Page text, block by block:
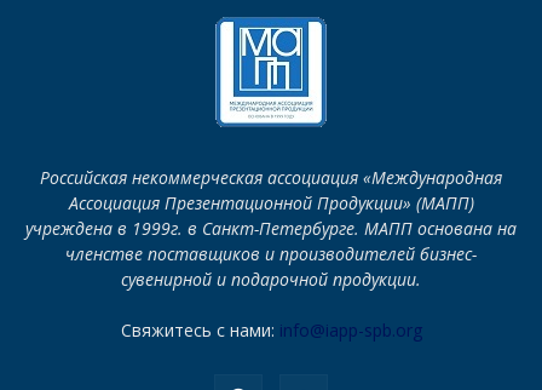
Российская некоммерческая ассоциация «Международная
Ассоциация Презентационной Продукции» (МАПП)
учреждена в 1999г. в Санкт-Петербурге. МАПП основана на
членстве поставщиков и производителей бизнес-
сувенирной и подарочной продукции.
Свяжитесь с нами: info@iapp-spb.org